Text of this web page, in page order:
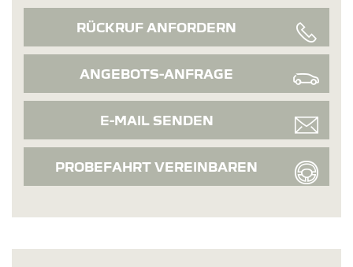
RÜCKRUF ANFORDERN
ANGEBOTS-ANFRAGE
E-MAIL SENDEN
PROBEFAHRT VEREINBAREN